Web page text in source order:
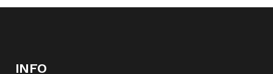
INFO